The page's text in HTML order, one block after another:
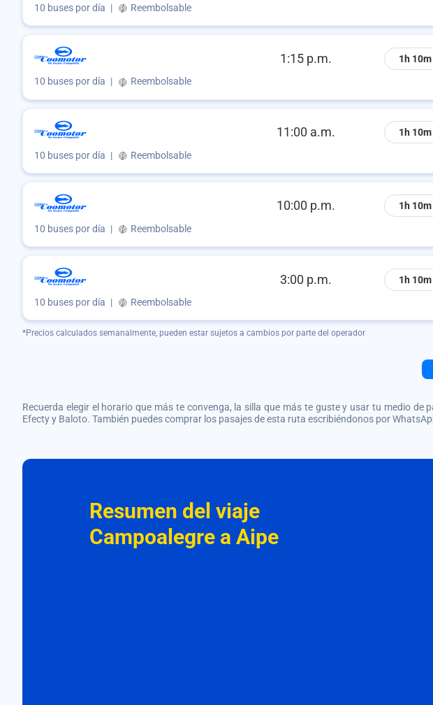
10 buses por día | Reembolsable
1:15 p.m. 1h 10m
10 buses por día | Reembolsable
11:00 a.m. 1h 10m
10 buses por día | Reembolsable
10:00 p.m. 1h 10m
10 buses por día | Reembolsable
3:00 p.m. 1h 10m
10 buses por día | Reembolsable
*Precios calculados semanalmente, pueden estar sujetos a cambios por parte del operador
Recuerda elegir el horario que más te convenga, la silla que más te guste y usar tu medio
Efecty y Baloto. También puedes comprar los pasajes de esta ruta escribiéndonos por
Resumen del viaje
Campoalegre a Aipe